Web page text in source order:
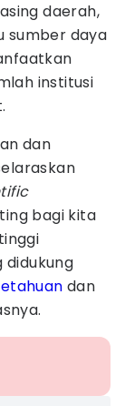
daerah,
sumber daya
institusi
dan
bagi kita
didukung
dan